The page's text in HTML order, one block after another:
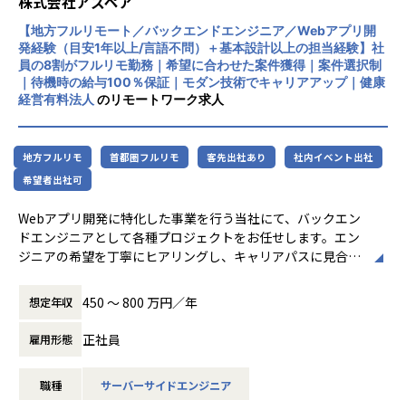
■開発チームについて
https://finatext.notion.site/finatext/Finatext-cd4ff36fb8b
d4aa78a7835565c655396
【業務の変更の範囲】
会社の規定に準ずる
・新しいAIツールやフレームワークの導入、既存システムへ
のAI機能の組み込みなど、技術選定やアーキテクチャ設計に
も裁量を持って関与可能
【弊社で実現できる働き方・魅力】
構築できます。
・1on1の時間などを設定し、キャリア～プライベートまで
オープンコミュニケーションをとることもできます。
・「新ツール導入」「開発フロー刷新」など、技術選定から
実装まで主体的に推進し、ChatGPTをはじめとする生成AIの
実装案件にも参画できます。
・多様な開発手法（ウォーターフォール、アジャイル、スク
ジェクト管理経験を積み、柔軟なスキルアップが可能です。
の激しい市場や先端技術を活用したプロジェクトで即戦力と
・クライアント企業のプロジェクトだけでなく、自社開発に
【地方フルリモート／バックエンドエンジニア／Webアプリ開
発経験（目安1年以上/言語不問）＋基本設計以上の担当経験】社
員の8割がフルリモ勤務｜希望に合わせた案件獲得｜案件選択制
｜待機時の給与100％保証｜モダン技術でキャリアアップ｜健康
経営有料法人 のリモートワーク求人
地方フルリモ 首都圏フルリモ 客先出社あり
社内イベント出社
希望者出社可
Webアプリ開発に特化した事業を行う当社にて、バックエン
ドエンジニアとして各種プロジェクトをお任せします。エン
ジニアの希望を丁寧にヒアリングし、キャリアパスに見合っ
▼本ポジションの特徴
■Webアプリ開発（Ruby, Go, PHP, Java等）
挟まない）が7割以上で上流の経験も可。
想定年収 450 〜 800 万円／年
雇用形態 正社員
職種 サーバーサイドエンジニア